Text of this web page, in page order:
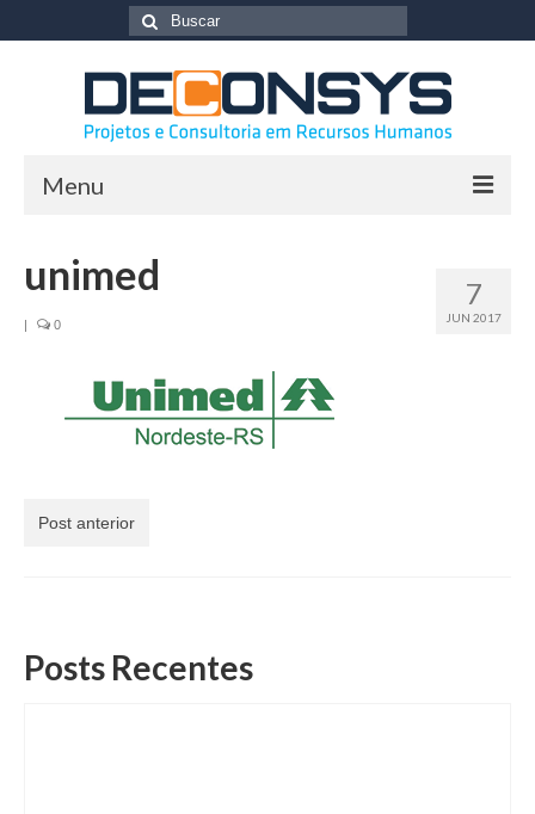
Buscar
Menu
Treinamentos
Projetos específicos
7
JUN 2017
unimed
| 0
Post anterior
Posts Recentes